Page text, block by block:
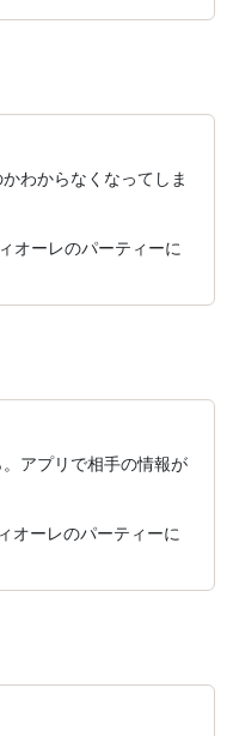
わからなくなってしま
オーレのパーティーに
アプリで相手の情報が
オーレのパーティーに